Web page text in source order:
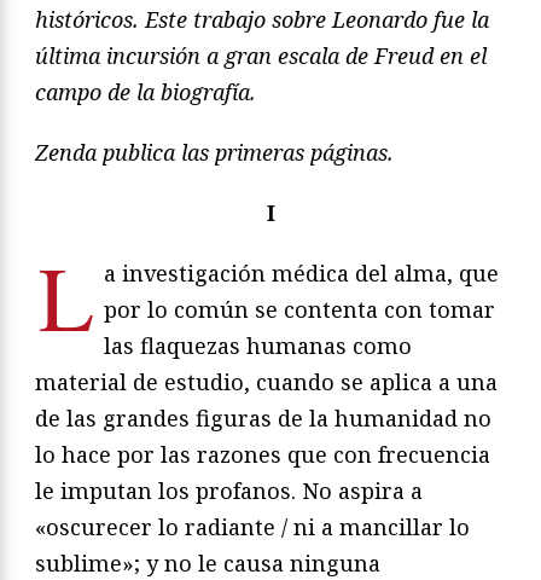
históricos. Este trabajo sobre Leonardo fue la
última incursión a gran escala de Freud en el
campo de la biografía.
Zenda publica las primeras páginas.
I
L a investigación médica del alma, que
por lo común se contenta con tomar
las flaquezas humanas como
material de estudio, cuando se aplica a una
de las grandes figuras de la humanidad no
lo hace por las razones que con frecuencia
le imputan los profanos. No aspira a
«oscurecer lo radiante / ni a mancillar lo
sublime»; y no le causa ninguna